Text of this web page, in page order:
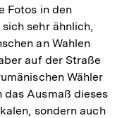
Fotos in den
sehr ähnlich,
an Wahlen
auf der Straße
Wähler
Ausmaß dieses
sondern auch